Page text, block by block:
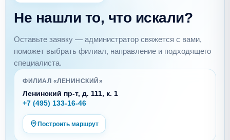
Не нашли то, что искали?
Оставьте заявку — администратор свяжется с вами,
поможет выбрать филиал, направление и подходящего
специалиста.
ФИЛИАЛ «ЛЕНИНСКИЙ»
Ленинский пр-т, д. 111, к. 1
+7 (495) 133-16-46
Построить маршрут